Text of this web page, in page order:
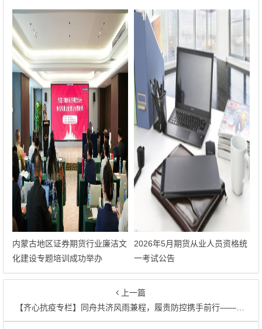
的公告
内蒙古地区证券期货行业廉洁文
化建设专题培训成功举办
2026年5月期货从业人员资格统
一考试公告
上一篇
【齐心抗疫专栏】同舟共济风雨兼程，履责防控携手前行——内蒙古证券期货业防疫抗疫纪实